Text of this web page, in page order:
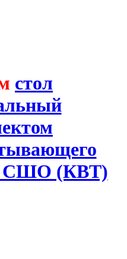
стол
СШО (КВТ)